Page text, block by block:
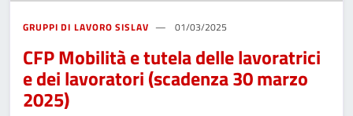
GRUPPI DI LAVORO SISLAV 01/03/2025
CFP Mobilità e tutela delle lavoratrici
e dei lavoratori (scadenza 30 marzo
2025)